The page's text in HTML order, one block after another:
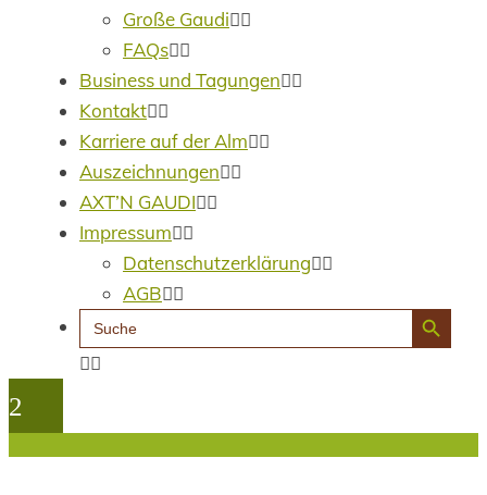
Große Gaudi
FAQs
Business und Tagungen
Kontakt
Karriere auf der Alm
Auszeichnungen
AXT’N GAUDI
Impressum
Datenschutzerklärung
AGB
Search
for:
Search Button